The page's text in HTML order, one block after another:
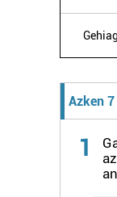
Azken
1